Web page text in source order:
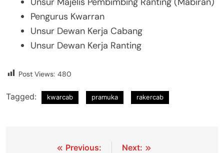
Pengurus Kwarran
Unsur Dewan Kerja Cabang
Unsur Dewan Kerja Ranting
Post Views: 480
Tagged: kwarcab pramuka rakercab
Previous:
Next: